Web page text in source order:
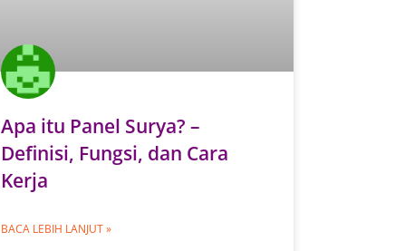
Apa itu Panel Surya? –
Definisi, Fungsi, dan Cara
Kerja
BACA LEBIH LANJUT »